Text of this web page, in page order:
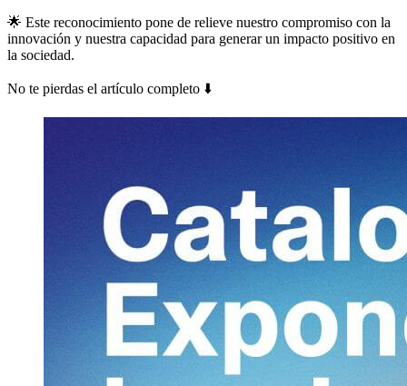
🌟 Este reconocimiento pone de relieve nuestro compromiso con la
innovación y nuestra capacidad para generar un impacto positivo en
la sociedad.
No te pierdas el artículo completo ⬇️